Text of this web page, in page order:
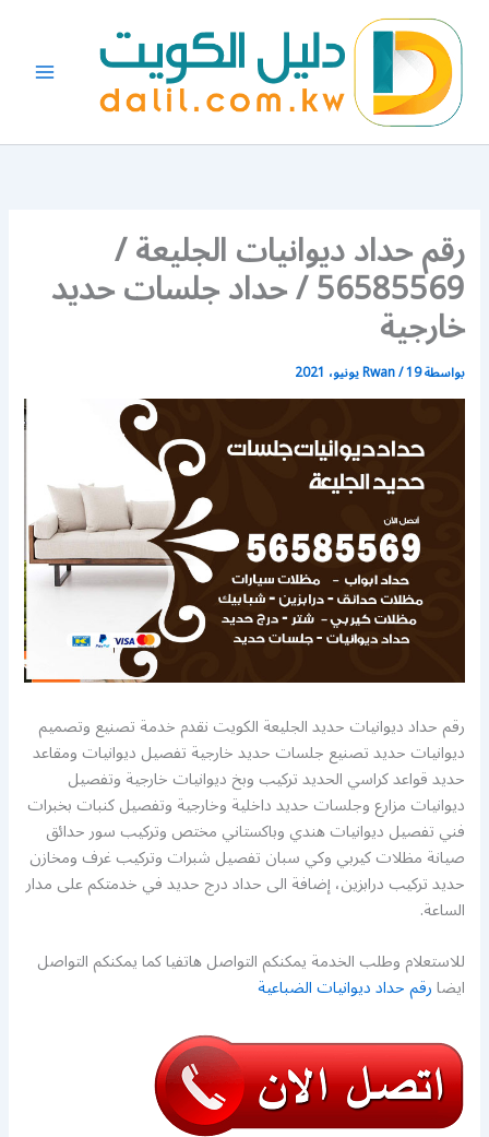
المحتوى
رقم حداد ديوانيات الجليعة /
56585569 / حداد جلسات حديد
خارجية
بواسطة Rwan/19 يونيو، 2021
رقم حداد ديوانيات حديد الجليعة الكويت نقدم خدمة تصنيع وتصميم
ديوانيات حديد تصنيع جلسات حديد خارجية تفصيل ديوانيات ومقاعد
حديد قواعد كراسي الحديد تركيب وبخ ديوانيات خارجية وتفصيل
ديوانيات مزارع وجلسات حديد داخلية وخارجية وتفصيل كنبات بخبرات
فني تفصيل ديوانيات هندي وباكستاني مختص وتركيب سور حدائق
صيانة مظلات كيربي وكي سبان تفصيل شبرات وتركيب غرف ومخازن
حديد تركيب درابزين، إضافة الى حداد درج حديد في خدمتكم على مدار
الساعة.
للاستعلام وطلب الخدمة يمكنكم التواصل هاتفيا كما يمكنكم التواصل
ايضارقم حداد ديوانيات الضباعية